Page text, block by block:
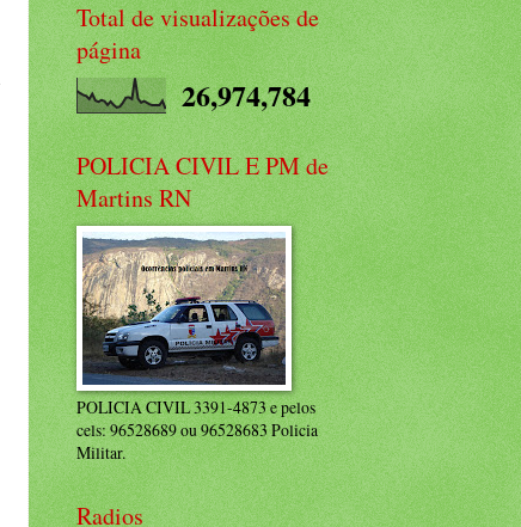
Total de visualizações de
página
26,974,784
POLICIA CIVIL E PM de
Martins RN
POLICIA CIVIL 3391-4873 e pelos
cels: 96528689 ou 96528683 Policia
Militar.
Radios